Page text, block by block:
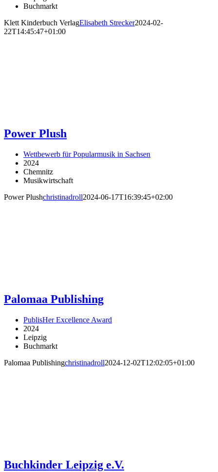
Buchmarkt
Klett Kinderbuch VerlagElisabeth Strecker2024-02-
22T14:45:47+01:00
Power Plush
Wettbewerb für Popularmusik in Sachsen
2024
Chemnitz
Musikwirtschaft
Power Plushchristinadroll2024-06-17T16:39:45+02:00
Palomaa Publishing
PublisHer Excellence Award
2024
Leipzig
Buchmarkt
Palomaa Publishingchristinadroll2024-12-02T12:02:05+01:00
Buchkinder Leipzig e.V.